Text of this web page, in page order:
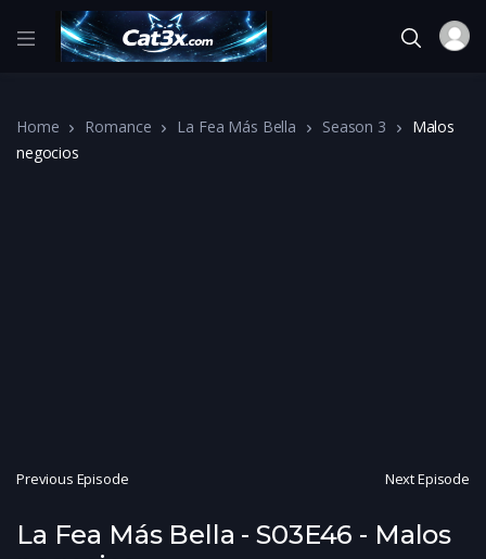
Home Romance La Fea Más Bella Season 3
Malos
negocios
Previous Episode Next Episode
La Fea Más Bella - S03E46 - Malos